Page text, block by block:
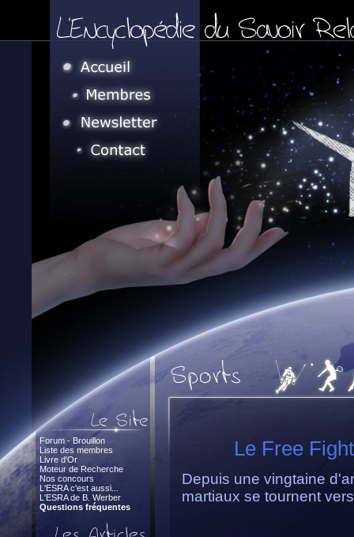
Forum - Brouillon
Liste des membres
Livre d'Or
Moteur de Recherche
Nos concours
L'ESRA c'est aussi...
L'ESRA de B. Werber
Questions fréquentes
Le Free
Depuis une vingtaine
martiaux se tournent